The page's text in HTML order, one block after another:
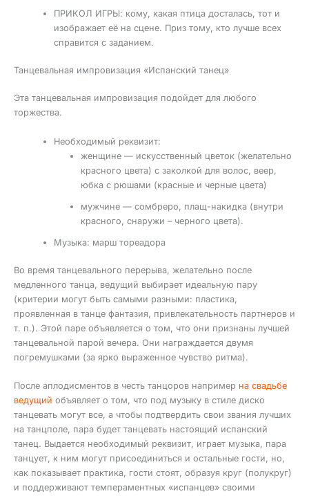
ПРИКОЛ ИГРЫ: кому, какая птица досталась, тот и
изображает её на сцене. Приз тому, кто лучше всех
справится с заданием.
Танцевальная импровизация «Испанский танец»
Эта танцевальная импровизация подойдет для любого
торжества.
Необходимый реквизит:
женщине — искусственный цветок (желательно
красного цвета) с заколкой для волос, веер,
юбка с рюшами (красные и черные цвета)
мужчине — сомбреро, плащ-накидка (внутри
красного, снаружи – черного цвета).
Музыка: марш тореадора
Во время танцевального перерыва, желательно после
медленного танца, ведущий выбирает идеальную пару
(критерии могут быть самыми разными: пластика,
проявленная в танце фантазия, привлекательность партнеров и
т. п.). Этой паре объявляется о том, что они признаны лучшей
танцевальной парой вечера. Они награждается двумя
погремушками (за ярко выраженное чувство ритма).
После аплодисментов в честь танцоров например на свадьбе
ведущий объявляет о том, что под музыку в стиле диско
танцевать могут все, а чтобы подтвердить свои звания лучших
на танцполе, пара будет танцевать настоящий испанский
танец. Выдается необходимый реквизит, играет музыка, пара
танцует, к ним могут присоединиться и остальные гости, но,
как показывает практика, гости стоят, образуя круг (полукруг)
и поддерживают темпераментных «испанцев» своими